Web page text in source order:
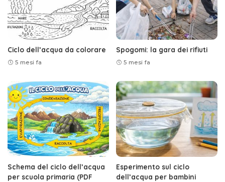
Ciclo dell’acqua da colorare
5 mesi fa
Spogomi: la gara dei rifiuti
5 mesi fa
Schema del ciclo dell’acqua
per scuola primaria (PDF
Esperimento sul ciclo
dell’acqua per bambini